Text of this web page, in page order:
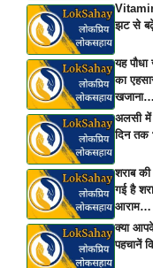
झट से
यह
का
खजाना…
अलसी में
दिन तक
शराब
गई है
आराम…
क्या
पहचानें